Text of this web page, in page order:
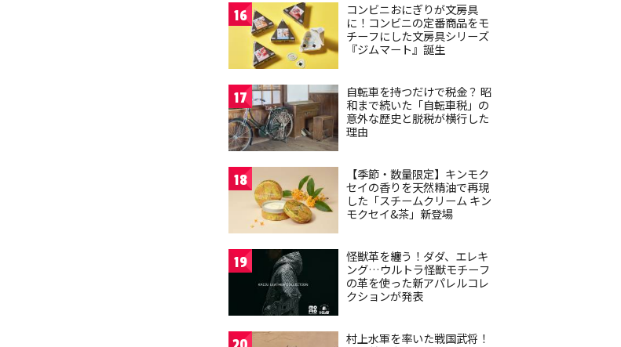
16
コンビニおにぎりが文房具
に！コンビニの定番商品をモ
チーフにした文房具シリーズ
『ジムマート』誕生
17
自転車を持つだけで税金？ 昭
和まで続いた「自転車税」の
意外な歴史と脱税が横行した
理由
18
【季節・数量限定】キンモク
セイの香りを天然精油で再現
した「スチームクリーム キン
モクセイ&茶」新登場
19
怪獣革を纏う！ダダ、エレキ
ング…ウルトラ怪獣モチーフ
の革を使った新アパレルコレ
クションが発表
村上水軍を率いた戦国武将！